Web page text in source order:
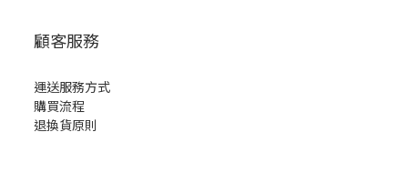
顧客服務
運送服務方式
購買流程
退換貨原則